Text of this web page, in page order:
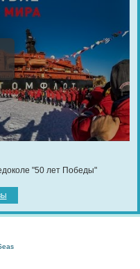
"50 лет Победы"